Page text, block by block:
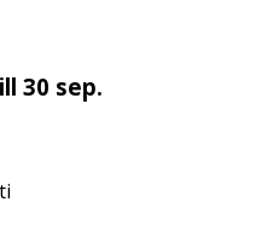
30 sep.